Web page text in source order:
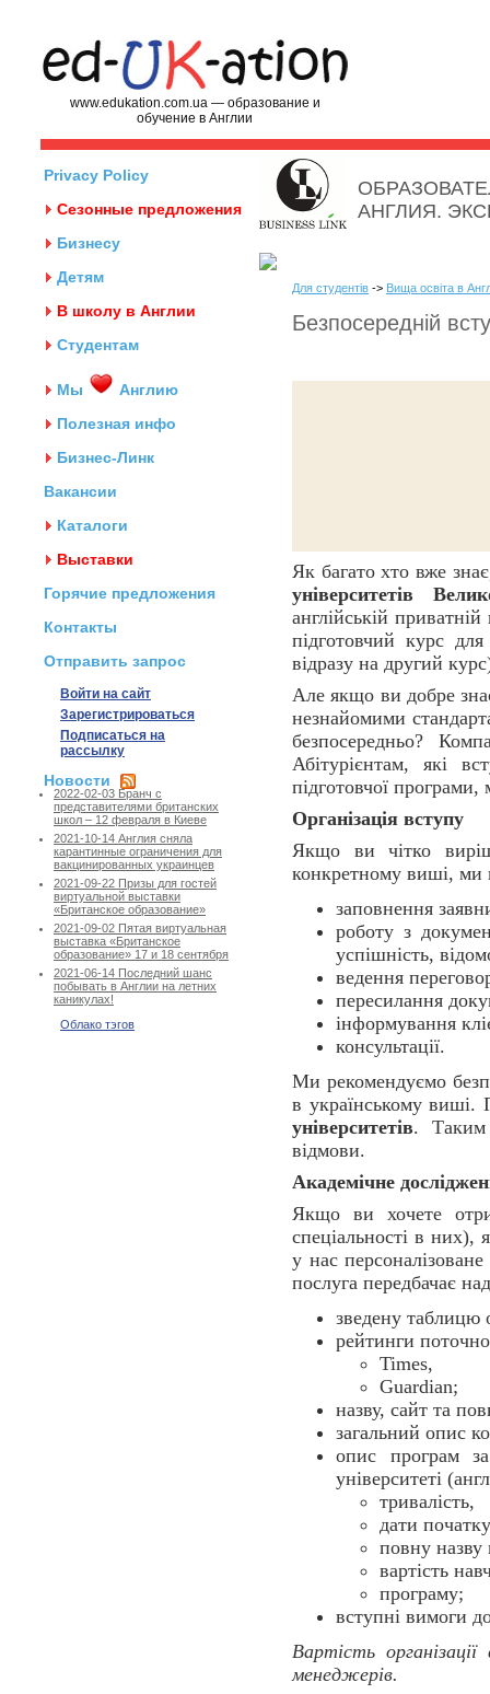
www.edukation.com.ua — образование и
обучение в Англии
Privacy Policy
Сезонные предложения
Бизнесу
Детям
В школу в Англии
Студентам
Мы
Англию
Полезная инфо
Бизнес-Линк
Вакансии
Каталоги
Выставки
Горячие предложения
Контакты
Отправить запрос
Войти на сайт
Зарегистрироваться
Подписаться на
рассылку
Новости
2022-02-03 Бранч с
представителями британских
школ – 12 февраля в Киеве
2021-10-14 Англия сняла
карантинные ограничения для
вакцинированных украинцев
2021-09-22 Призы для гостей
виртуальной выставки
«Британское образование»
2021-09-02 Пятая виртуальная
выставка «Британское
образование» 17 и 18 сентября
2021-06-14 Последний шанс
побывать в Англии на летних
каникулах!
Облако тэгов
АНГЛИЯ.
Для студентів -> Вища освіта в
Безпосередній
Як багато хто вже
університетів
англійській
підготовчий курс
відразу на другий
Але якщо ви добре
незнайомими
безпосередньо?
Абітурієнтам, які
підготовчої
Організація вступу
Якщо ви чітко
конкретному виші, ми
заповнення
роботу з
успішність,
ведення
пересилання
інформування
консультації.
Ми рекомендуємо
в українському виші.
університетів. Таким
відмови.
Академічне
Якщо ви хочете
спеціальності в них),
у нас
послуга передбачає
зведену таблицю
рейтинги
Times,
Guardian;
назву, сайт та
загальний опис
опис програм
університеті
тривалість,
дати
повну назву
вартість
програму;
вступні вимоги
Вартість
менеджерів.